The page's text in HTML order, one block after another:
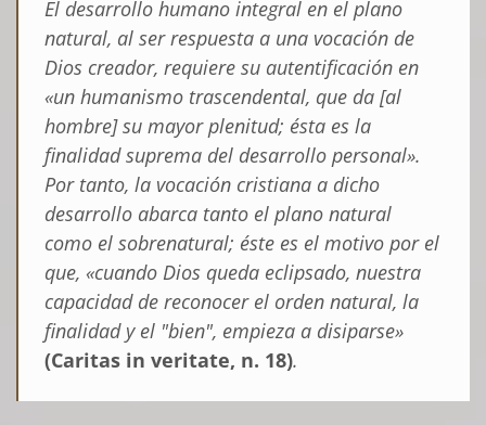
El desarrollo humano integral en el plano
natural, al ser respuesta a una vocación de
Dios creador, requiere su autentificación en
«un humanismo trascendental, que da [al
hombre] su mayor plenitud; ésta es la
finalidad suprema del desarrollo personal».
Por tanto, la vocación cristiana a dicho
desarrollo abarca tanto el plano natural
como el sobrenatural; éste es el motivo por el
que, «cuando Dios queda eclipsado, nuestra
capacidad de reconocer el orden natural, la
finalidad y el "bien", empieza a disiparse»
(Caritas in veritate, n. 18).